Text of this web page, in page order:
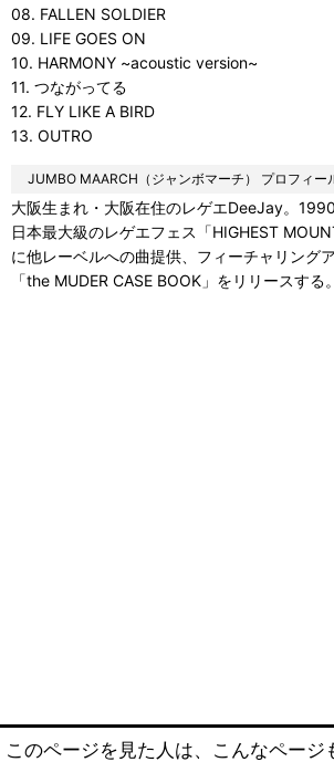
08. FALLEN SOLDIER
09. LIFE GOES ON
10. HARMONY ~acoustic version~
11. つながってる
12. FLY LIKE A BIRD
13. OUTRO
JUMBO MAARCH（ジャンボマーチ） プロフィー
大阪生まれ・大阪在住のレゲエDeeJay。
日本最大級のレゲエフェス「HIGHEST
に他レーベルへの曲提供、フィーチャリング
「the MUDER CASE BOOK」をリリースす
このページを見た人は、こんなページ